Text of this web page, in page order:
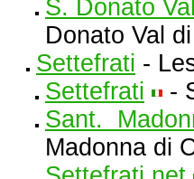
S. Donato
Donato Val
Settefrati -
Settefrati
-
Sant.
Madonna di